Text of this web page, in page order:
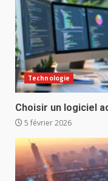
Technologie
Choisir un logiciel
5 février 2026